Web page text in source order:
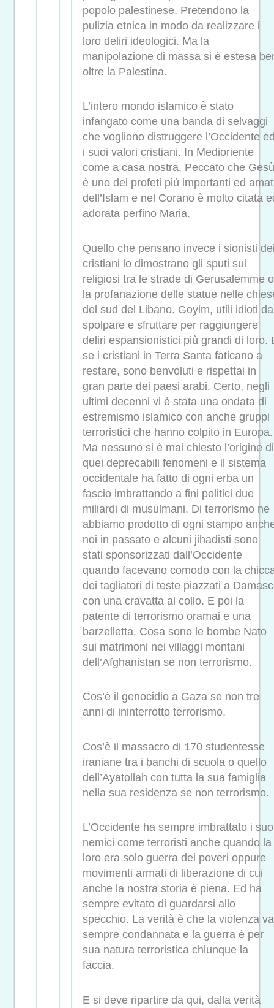
popolo palestinese. Pretendono la
pulizia etnica in modo da realizzare i
loro deliri ideologici. Ma la
manipolazione di massa si è estesa
oltre la Palestina.
L’intero mondo islamico è stato
infangato come una banda di selvaggi
che vogliono distruggere l’Occidente
i suoi valori cristiani. In Medioriente
come a casa nostra. Peccato che Gesù
è uno dei profeti più importanti ed
dell’Islam e nel Corano è molto citata
adorata perfino Maria.
Quello che pensano invece i sionisti
cristiani lo dimostrano gli sputi sui
religiosi tra le strade di Gerusalemme o
la profanazione delle statue nelle
del sud del Libano. Goyim, utili idioti da
spolpare e sfruttare per raggiungere
deliri espansionistici più grandi di loro.
se i cristiani in Terra Santa faticano a
restare, sono benvoluti e rispettai in
gran parte dei paesi arabi. Certo, negli
ultimi decenni vi è stata una ondata di
estremismo islamico con anche gruppi
terroristici che hanno colpito in Europa.
Ma nessuno si è mai chiesto l’origine di
quei deprecabili fenomeni e il sistema
occidentale ha fatto di ogni erba un
fascio imbrattando a fini politici due
miliardi di musulmani. Di terrorismo ne
abbiamo prodotto di ogni stampo
noi in passato e alcuni jihadisti sono
stati sponsorizzati dall’Occidente
quando facevano comodo con la
dei tagliatori di teste piazzati a
con una cravatta al collo. E poi la
patente di terrorismo oramai e una
barzelletta. Cosa sono le bombe Nato
sui matrimoni nei villaggi montani
dell’Afghanistan se non terrorismo.
Cos’è il genocidio a Gaza se non tre
anni di ininterrotto terrorismo.
Cos’è il massacro di 170 studentesse
iraniane tra i banchi di scuola o quello
dell’Ayatollah con tutta la sua famiglia
nella sua residenza se non terrorismo.
L’Occidente ha sempre imbrattato i
nemici come terroristi anche quando la
loro era solo guerra dei poveri oppure
movimenti armati di liberazione di cui
anche la nostra storia è piena. Ed ha
sempre evitato di guardarsi allo
specchio. La verità è che la violenza va
sempre condannata e la guerra è per
sua natura terroristica chiunque la
faccia.
E si deve ripartire da qui, dalla verità